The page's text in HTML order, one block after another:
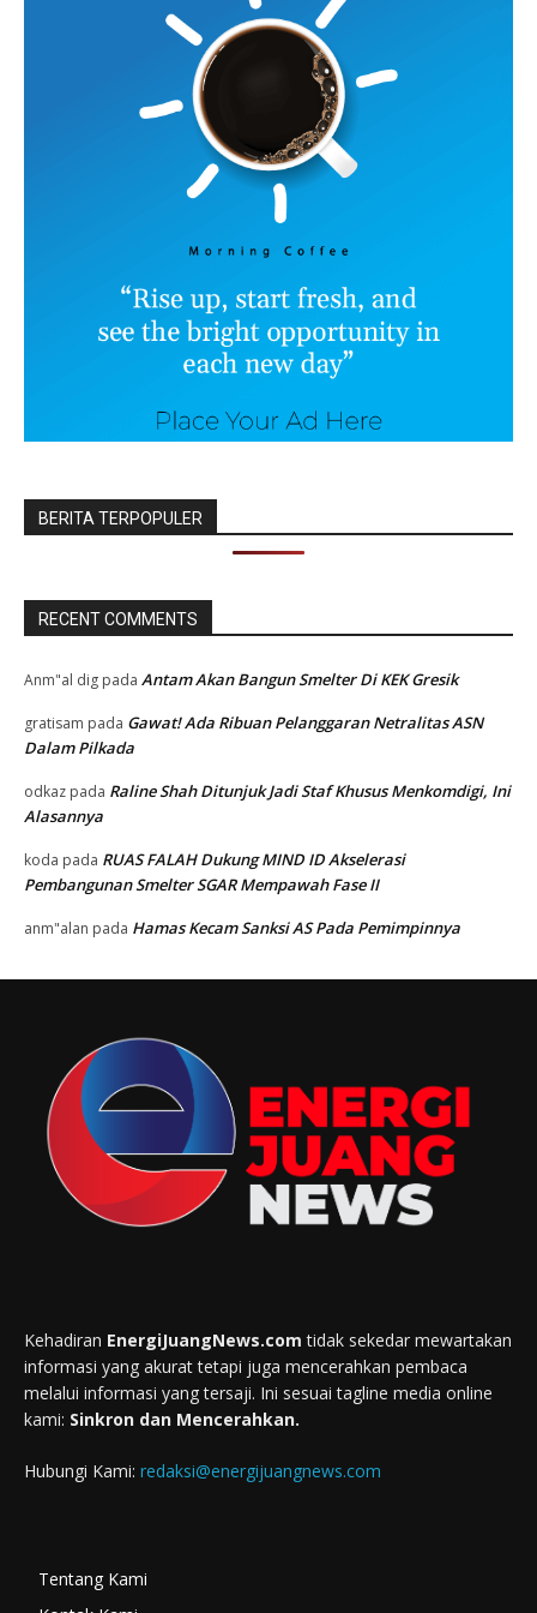
BERITA TERPOPULER
RECENT COMMENTS
Anm"al dig pada Antam Akan Bangun Smelter Di KEK Gresik
gratisam pada Gawat! Ada Ribuan Pelanggaran Netralitas ASN
Dalam Pilkada
odkaz pada Raline Shah Ditunjuk Jadi Staf Khusus Menkomdigi, Ini
Alasannya
koda pada RUAS FALAH Dukung MIND ID Akselerasi
Pembangunan Smelter SGAR Mempawah Fase II
anm"alan pada Hamas Kecam Sanksi AS Pada Pemimpinnya
Kehadiran EnergiJuangNews.com tidak sekedar mewartakan
informasi yang akurat tetapi juga mencerahkan pembaca
melalui informasi yang tersaji. Ini sesuai tagline media online
kami: Sinkron dan Mencerahkan.
Hubungi Kami: redaksi@energijuangnews.com
Tentang Kami